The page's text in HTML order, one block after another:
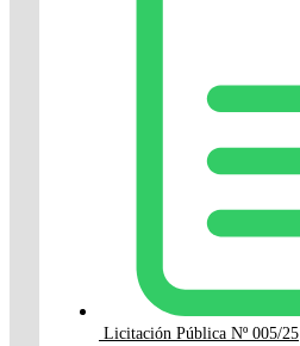
Licitación Pública Nº 005/25